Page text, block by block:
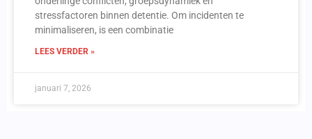
stressfactoren binnen detentie. Om incidenten te
minimaliseren, is een combinatie
LEES VERDER »
januari 7, 2026